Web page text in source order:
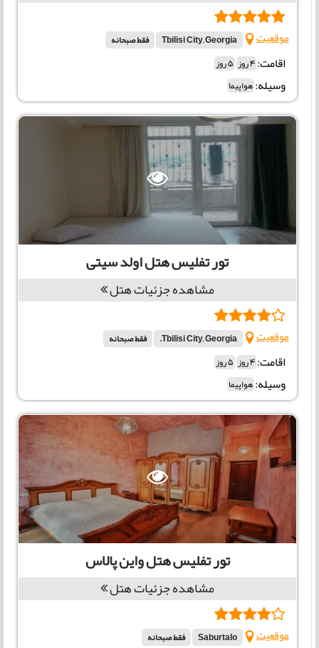
موقعیت Tbilisi City, Georgia فقط صبحانه
اقامت:4 روز 5 روز
وسیله:هواپیما
تور تفلیس هتل اولد سیتی
مشاهده جزئیات هتل
موقعیت Tbilisi City, Georgia. فقط صبحانه
اقامت:4 روز 5 روز
وسیله:هواپیما
تور تفلیس هتل واین پالاس
مشاهده جزئیات هتل
موقعیت Saburtalo فقط صبحانه